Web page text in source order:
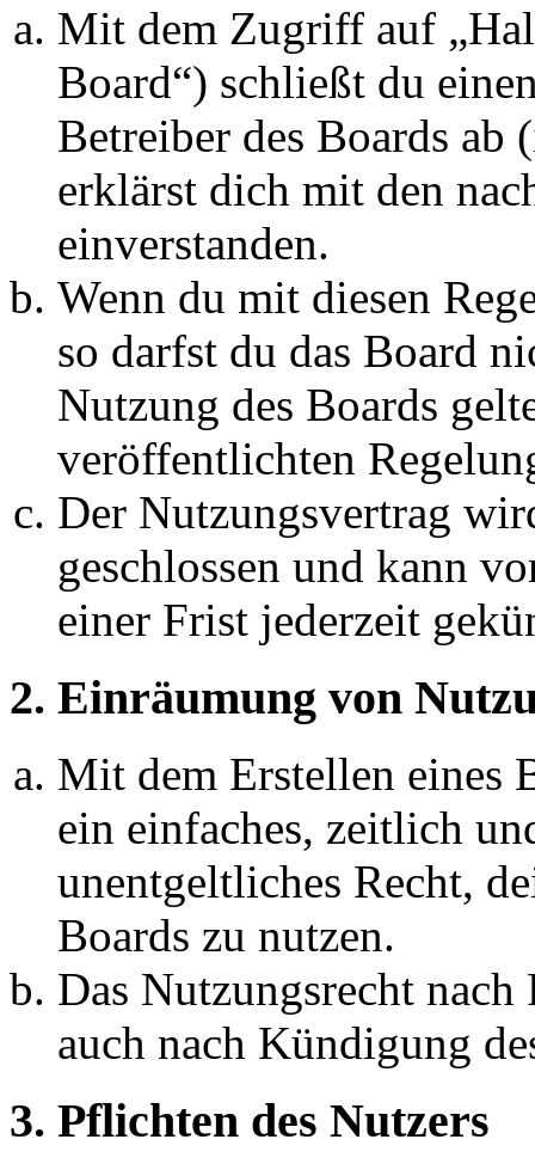
Mit dem Zugriff auf
Board“) schließt du
Betreiber des Boards ab
erklärst dich mit den
einverstanden.
Wenn du mit diesen
so darfst du das Board
Nutzung des Boards
veröffentlichten
Der Nutzungsvertrag
geschlossen und kann
einer Frist jederzeit
2. Einräumung von
Mit dem Erstellen eines
ein einfaches, zeitlich
unentgeltliches Recht,
Boards zu nutzen.
Das Nutzungsrecht
auch nach Kündigung
3. Pflichten des Nutzers